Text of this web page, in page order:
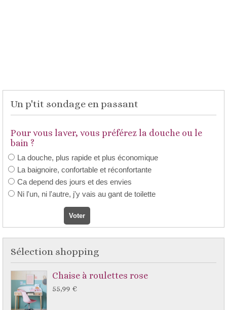
Un p'tit sondage en passant
Pour vous laver, vous préférez la douche ou le
bain ?
La douche, plus rapide et plus économique
La baignoire, confortable et réconfortante
Ca depend des jours et des envies
Ni l'un, ni l'autre, j'y vais au gant de toilette
Sélection shopping
Chaise à roulettes rose
55,99 €